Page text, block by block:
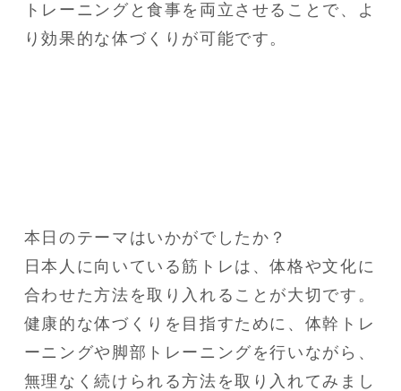
トレーニングと食事を両立させることで、よ
本日のテーマはいかがでしたか？
日本人に向いている筋トレは、体格や文化に
合わせた方法を取り入れることが大切です。
健康的な体づくりを目指すために、体幹トレ
ーニングや脚部トレーニングを行いながら、
無理なく続けられる方法を取り入れてみまし